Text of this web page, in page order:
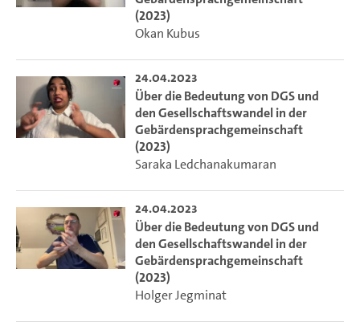
(2023)
Okan Kubus
24.04.2023
Über die Bedeutung von DGS und
den Gesellschaftswandel in der
Gebärdensprachgemeinschaft
(2023)
Saraka Ledchanakumaran
24.04.2023
Über die Bedeutung von DGS und
den Gesellschaftswandel in der
Gebärdensprachgemeinschaft
(2023)
Holger Jegminat